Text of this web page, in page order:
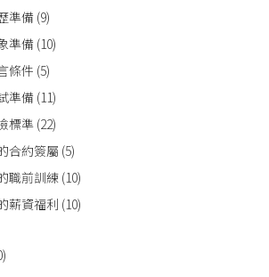
準備(9)
準備(10)
條件 (5)
準備(11)
標準(22)
合約簽屬 (5)
職前訓練(10)
薪資福利 (10)